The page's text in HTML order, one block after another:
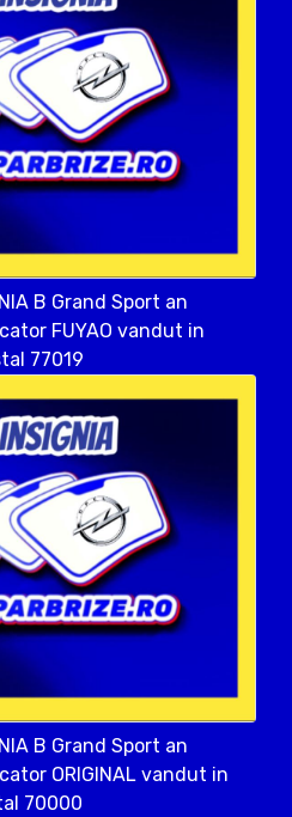
B Grand Sport an
FUYAO vandut in
77019
B Grand Sport an
ORIGINAL vandut in
70000